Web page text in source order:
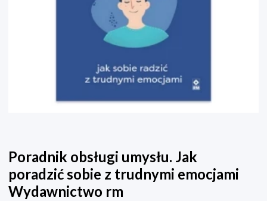
Poradnik obsługi umysłu. Jak
poradzić sobie z trudnymi emocjami
Wydawnictwo rm